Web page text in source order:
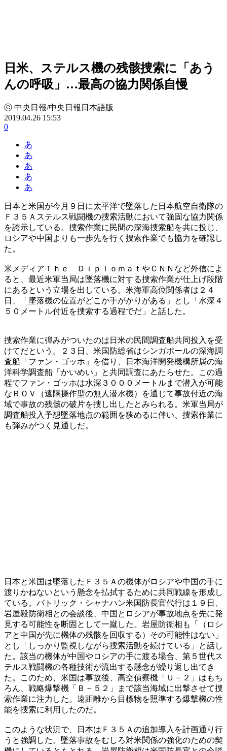
日米、ステルス機の残骸捜索に「あう
んの呼吸」…最高の協力関係自慢
ⓒ 中央日報/中央日報日本語版
2019.04.26 15:53
0
あ
あ
あ
あ
あ
日本と米国が今月９日に太平洋で墜落した日本航空自衛隊の
Ｆ３５Ａステルス戦闘機の捜索活動において強固な協力関係
を誇示している。捜索作業に民間の深海捜索船を共に投じ、
ロシアや中国よりも一歩先を行く捜索作業でも協力を確認し
た。
米メディアＴｈｅ ＤｉｐｌｏｍａｔやＣＮＮなど外信によ
ると、最近米軍当局は墜落機に対する捜索作業が仕上げ段階
にあるという立場を出している。米海軍高位関係者は２４
日、「墜落機の位置がどこか手がかりがある」とし「水深４
５０メートル付近を捜索する過程でだ」と話した。
捜索作業に弾みがついたのは日米の民間調査船共同投入を受
けてだという。２３日、米国防総省はシンガポールの深海調
査船「ファン・ゴッホ」を借り、日本海洋開発機構所属の海
洋科学調査船「かいめい」と共同調査にあたらせた。この過
程でファン・ゴッホは水深３０００メートルまで潜入が可能
なＲＯＶ（遠隔操作型の無人潜水機）を通じて事故付近の海
域で事故の残骸の破片を捜し出したとみられる。米軍当局が
調査船投入予想墜落地点の範囲を狭めるに伴い、捜索作業に
も弾みがつく見通しだ。
日本と米国は墜落したＦ３５Ａの機体がロシアや中国の手に
渡りかねないという懸念を払拭するために共同戦線を形成し
ている。パトリック・シャナハン米国防長官代行は１９日、
岩屋毅防衛相との会談後、中国とロシアが事故地点を先に発
見する可能性を断固として一蹴した。岩屋防衛相も「（ロシ
アと中国が先に機体の残骸を回収する）その可能性はない」
とし「しっかり監視しながら捜索活動を続けている」と話し
た。該当の機体が中国やロシアの手に渡る場合、第５世代ス
テルス戦闘機の各種技術が流出する懸念が繰り返し出てき
た。このため、米国は事故後、高空偵察機「Ｕ－２」はもち
ろん、戦略爆撃機「Ｂ－５２」まで該当海域に出撃させて捜
索作業に注力した。遠距離から目標物を照準する爆撃機の性
能を捜索に利用したのだ。
このような状況で、日本はＦ３５Ａの追加導入を計画通り行
うと強調した。墜落事故をむしろ対米関係の強化のための契